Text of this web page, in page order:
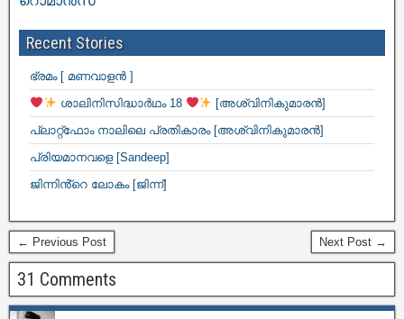
Recent Stories
ഭ്രമം [ മണവാളൻ ]
ശാലിനിസിദ്ധാർഥം 18
[അശ്വിനികുമാരൻ]
പ്ലാറ്റ്ഫോം നാലിലെ പ്രതികാരം [അശ്വിനികുമാരൻ]
പ്രിയമാനവളെ [Sandeep]
ജിന്നിൻ്റെ ലോകം [ജിന്ന്]
← Previous Post Next Post →
31 Comments